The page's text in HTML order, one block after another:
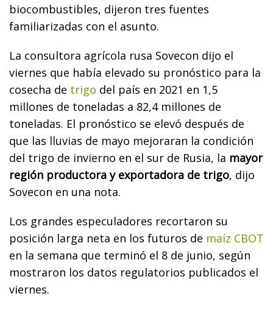
biocombustibles, dijeron tres fuentes
familiarizadas con el asunto.
La consultora agrícola rusa Sovecon dijo el
viernes que había elevado su pronóstico para la
cosecha de trigo del país en 2021 en 1,5
millones de toneladas a 82,4 millones de
toneladas. El pronóstico se elevó después de
que las lluvias de mayo mejoraran la condición
del trigo de invierno en el sur de Rusia, la mayor
región productora y exportadora de trigo, dijo
Sovecon en una nota.
Los grandes especuladores recortaron su
posición larga neta en los futuros de maíz CBOT
en la semana que terminó el 8 de junio, según
mostraron los datos regulatorios publicados el
viernes.